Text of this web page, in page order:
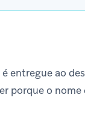
entregue ao
porque o